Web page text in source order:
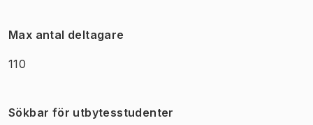
Max antal deltagare
110
Sökbar för utbytesstudenter